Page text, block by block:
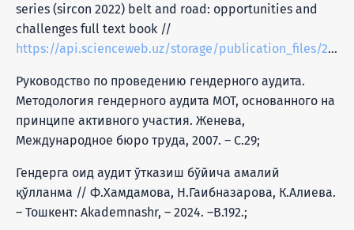
series (sircon 2022) belt and road: opportunities and
challenges full text book //
https://api.scienceweb.uz/storage/publication_files/2287/11401/648af776a4ea5___BIROL%20MERKAN.pdf;
Руководство по проведению гендерного аудита.
Методология гендерного аудита МОТ, основанного на
принципе активного участия. Женева,
Международное бюро труда, 2007. – С.29;
Гендерга оид аудит ўтказиш бўйича амалий
қўлланма // Ф.Хамдамова, Н.Гаибназарова, К.Алиева.
– Тошкент: Akademnashr, – 2024. –B.192.;